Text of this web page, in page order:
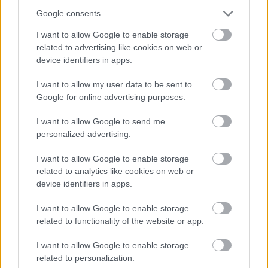
Google consents
I want to allow Google to enable storage
related to advertising like cookies on web or
device identifiers in apps.
I want to allow my user data to be sent to
Google for online advertising purposes.
I want to allow Google to send me
personalized advertising.
I want to allow Google to enable storage
related to analytics like cookies on web or
device identifiers in apps.
I want to allow Google to enable storage
related to functionality of the website or app.
I want to allow Google to enable storage
related to personalization.
balatoni kardioösvény (X)
4 és egy 8 km-es egészségügyi tanösvény nyílt
Balatonalmádiban.
#android 13 #android #google
E-mailben gyűjtenek Ukrajna
támogatására, de
segélyszervezetek helyett